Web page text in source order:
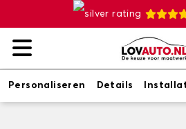
Personaliseren Details